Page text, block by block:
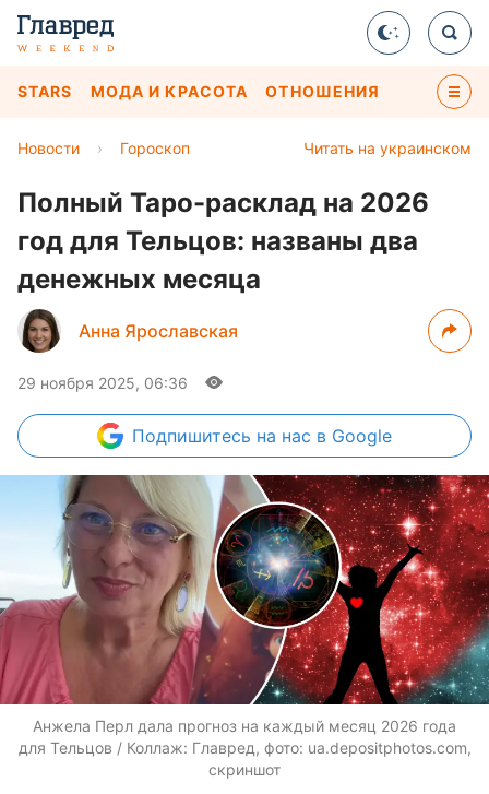
STARS МОДА И КРАСОТА ОТНОШЕНИЯ
Читать на украинском
Новости › Гороскоп
Полный Таро-расклад на 2026
год для Тельцов: названы два
денежных месяца
Анна Ярославская
29 ноября 2025, 06:36
Подпишитесь на нас в Google
Анжела Перл дала прогноз на каждый месяц 2026 года
для Тельцов / Коллаж: Главред, фото: ua.depositphotos.com,
скриншот